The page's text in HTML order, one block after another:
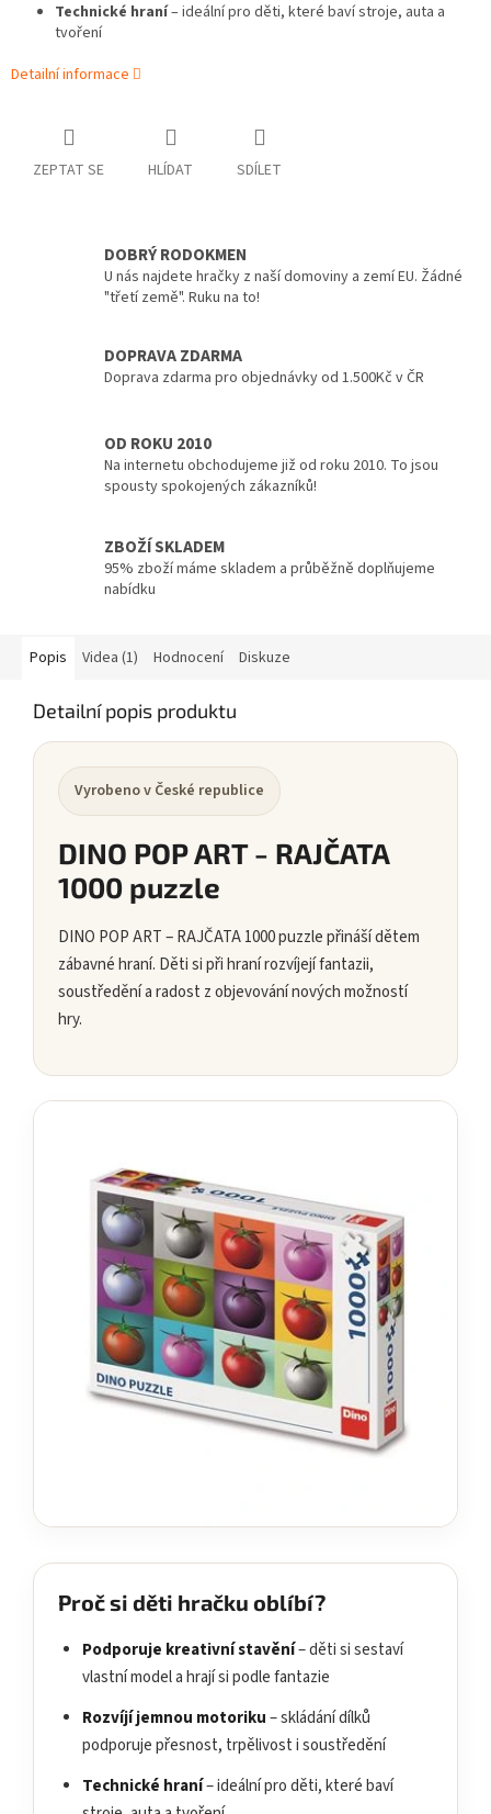
Technické hraní– ideální pro děti, které baví stroje, auta a
tvoření
Detailní informace
ZEPTAT SE HLÍDAT SDÍLET
DOBRÝ RODOKMEN
U nás najdete hračky z naší domoviny a zemí EU. Žádné
"třetí země". Ruku na to!
DOPRAVA ZDARMA
Doprava zdarma pro objednávky od 1.500Kč v ČR
OD ROKU 2010
Na internetu obchodujeme již od roku 2010. To jsou
spousty spokojených zákazníků!
ZBOŽÍ SKLADEM
95% zboží máme skladem a průběžně doplňujeme
nabídku
Popis Videa (1) Hodnocení Diskuze
Detailní popis produktu
Vyrobeno v České republice
DINO POP ART ‒ RAJČATA
1000 puzzle
DINO POP ART ‒ RAJČATA 1000 puzzle přináší dětem
zábavné hraní. Děti si při hraní rozvíjejí fantazii,
soustředění a radost z objevování nových možností
hry.
Proč si děti hračku oblíbí?
Podporuje kreativní stavění– děti si sestaví
vlastní model a hrají si podle fantazie
Rozvíjí jemnou motoriku– skládání dílků
podporuje přesnost, trpělivost i soustředění
Technické hraní– ideální pro děti, které baví